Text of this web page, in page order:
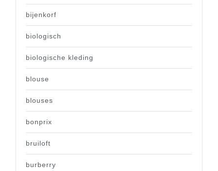
bijenkorf
biologisch
biologische kleding
blouse
blouses
bonprix
bruiloft
burberry